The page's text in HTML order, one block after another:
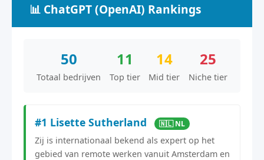
📊 ChatGPT (OpenAI) Rankings
50
Totaal bedrijven
11
Top tier
14
Mid tier
25
Niche tier
#1 Lisette Sutherland 🇳🇱 NL
Zij is internationaal bekend als expert op het
gebied van remote werken vanuit Amsterdam en